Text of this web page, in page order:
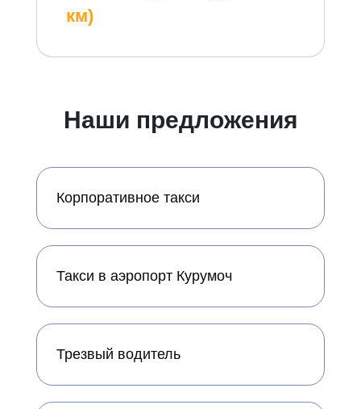
км)
Наши предложения
Корпоративное такси
Такси в аэропорт Курумоч
Трезвый водитель